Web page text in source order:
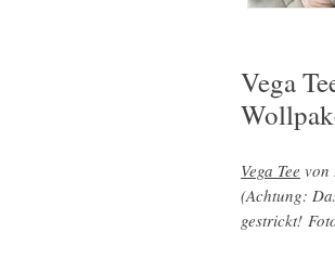
Vega
Vega Tee von
(Achtung:
gestrickt!